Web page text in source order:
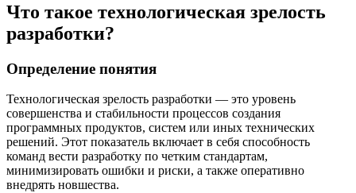
Что такое технологическая зрелость
разработки?
Определение понятия
Технологическая зрелость разработки — это уровень
совершенства и стабильности процессов создания
программных продуктов, систем или иных технических
решений. Этот показатель включает в себя способность
команд вести разработку по четким стандартам,
минимизировать ошибки и риски, а также оперативно
внедрять новшества.